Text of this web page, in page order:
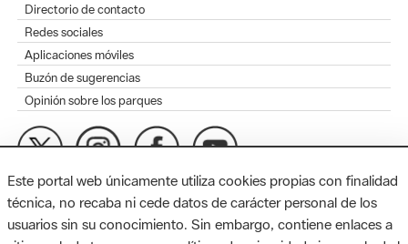
Directorio de contacto
Redes sociales
Aplicaciones móviles
Buzón de sugerencias
Opinión sobre los parques
MAPA WEB AVISO LEGAL ACCESIBILIDAD
Diputación de Barcelona. Edifici Llacuna, 1a planta. Badajoz, 49.
Este portal web únicamente utiliza cookies propias con finalidad
técnica, no recaba ni cede datos de carácter personal de los
usuarios sin su conocimiento. Sin embargo, contiene enlaces a